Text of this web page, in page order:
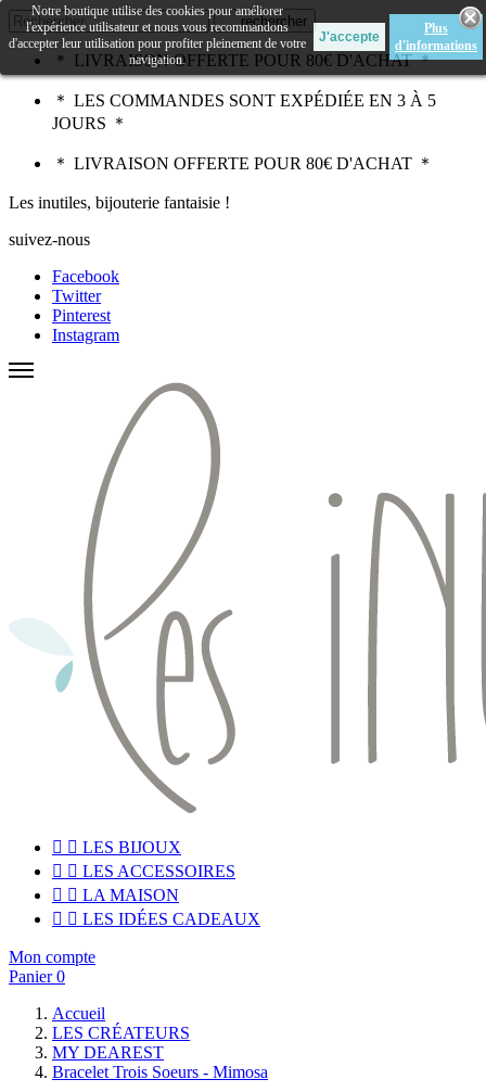
rechercher
＊ LIVRAISON OFFERTE POUR 80€ D'ACHAT ＊
＊ LES COMMANDES SONT EXPÉDIÉE EN 3 À 5
JOURS ＊
＊ LIVRAISON OFFERTE POUR 80€ D'ACHAT ＊
Les inutiles, bijouterie fantaisie !
suivez-nous
Facebook
Twitter
Pinterest
Instagram
  LES BIJOUX
  LES ACCESSOIRES
  LA MAISON
  LES IDÉES CADEAUX
Mon compte
Panier 0
Notre boutique utilise des cookies pour améliorer
l'expérience utilisateur et nous vous recommandons
d'accepter leur utilisation pour profiter pleinement de votre
navigation.
Plus
d'informations
Accueil
LES CRÉATEURS
MY DEAREST
Bracelet Trois Soeurs - Mimosa